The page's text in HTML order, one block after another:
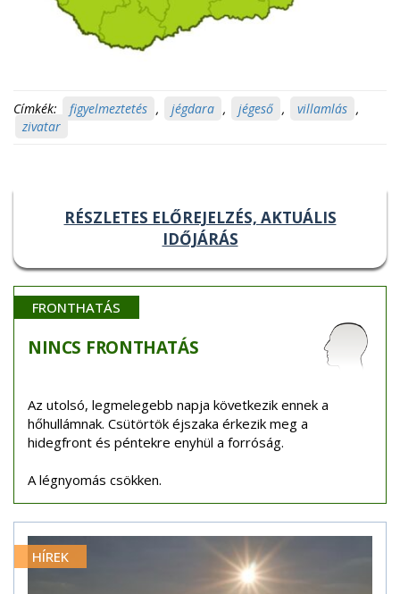
Címkék: figyelmeztetés , jégdara , jégeső , villamlás ,
zivatar
RÉSZLETES ELŐREJELZÉS, AKTUÁLIS
IDŐJÁRÁS
FRONTHATÁS
NINCS FRONTHATÁS
Az utolsó, legmelegebb napja következik ennek a
hőhullámnak. Csütörtök éjszaka érkezik meg a
hidegfront és péntekre enyhül a forróság.
A légnyomás csökken.
HÍREK